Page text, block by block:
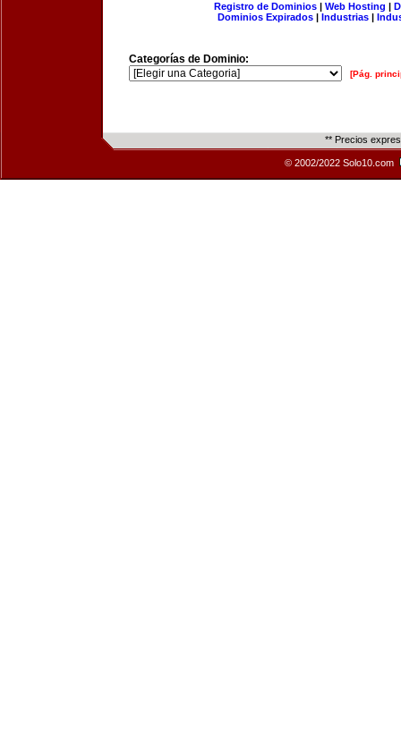
Registro de Dominios| Web Hosting |
Dominios Expirados | Industrias |
Categorías de Dominio:
[Pág.
** Precios
© 2002/2022 Solo10.com